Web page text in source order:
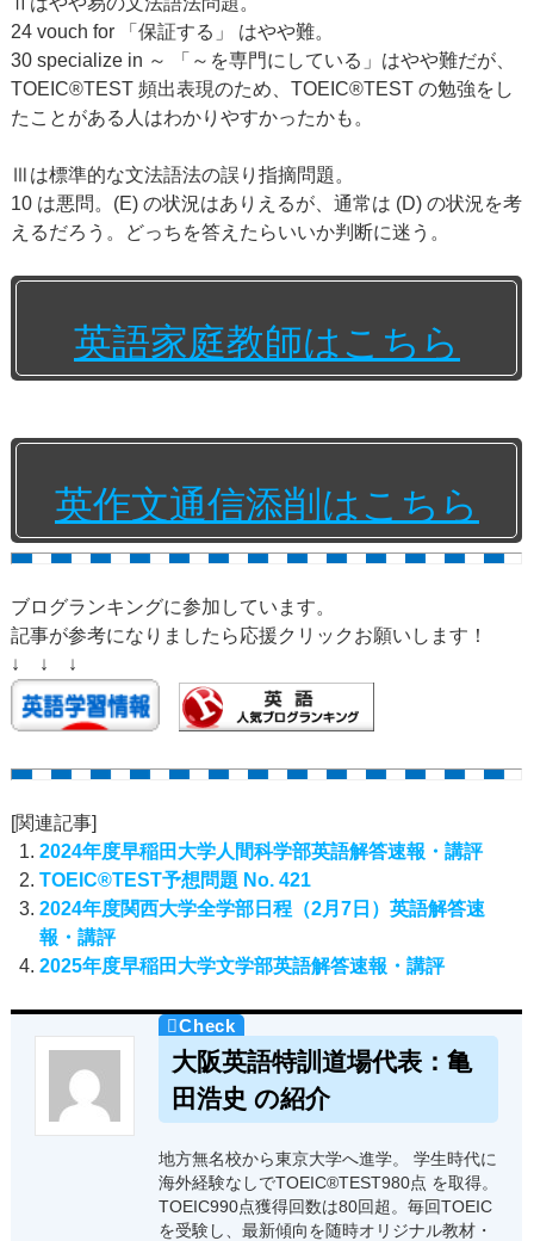
24 vouch for 「保証する」 はやや難。
30 specialize in ～ 「～を専門にしている」はやや難だが、
TOEIC®TEST 頻出表現のため、TOEIC®TEST の勉強をし
たことがある人はわかりやすかったかも。
Ⅲは標準的な文法語法の誤り指摘問題。
10 は悪問。(E) の状況はありえるが、通常は (D) の状況を考
えるだろう。どっちを答えたらいいか判断に迷う。
英語家庭教師はこちら
英作文通信添削はこちら
ブログランキングに参加しています。
記事が参考になりましたら応援クリックお願いします！
↓ ↓ ↓
[関連記事]
2024年度早稲田大学人間科学部英語解答速報・講評
TOEIC®TEST予想問題 No. 421
2024年度関西大学全学部日程（2月7日）英語解答速
報・講評
2025年度早稲田大学文学部英語解答速報・講評
大阪英語特訓道場代表：亀
田浩史 の紹介
地方無名校から東京大学へ進学。 学生時代に
海外経験なしでTOEIC®TEST980点 を取得。
TOEIC990点獲得回数は80回超。毎回TOEIC
を受験し、最新傾向を随時オリジナル教材・